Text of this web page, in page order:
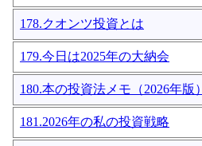
178.クオンツ投資とは
179.今日は2025年の大納会
180.本の投資法メモ（2026年版）
181.2026年の私の投資戦略